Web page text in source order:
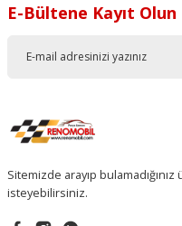
E-Bültene Kayıt Olun
Sitemizde arayıp
isteyebilirsiniz.